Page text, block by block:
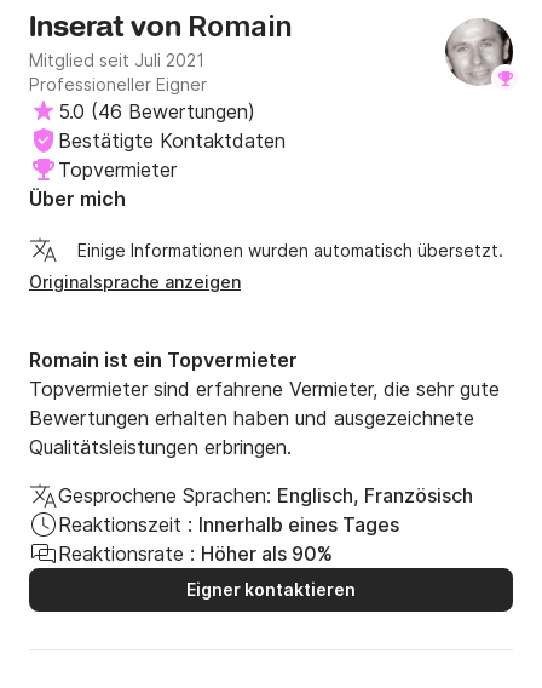
Inserat von Romain
Mitglied seit Juli 2021
Professioneller Eigner
5.0 (46 Bewertungen)
Bestätigte Kontaktdaten
Topvermieter
Über mich
Einige Informationen wurden automatisch übersetzt.
Originalsprache anzeigen
Romain ist ein Topvermieter
Topvermieter sind erfahrene Vermieter, die sehr gute
Bewertungen erhalten haben und ausgezeichnete
Qualitätsleistungen erbringen.
Gesprochene Sprachen: Englisch, Französisch
Reaktionszeit : Innerhalb eines Tages
Reaktionsrate : Höher als 90%
Eigner kontaktieren